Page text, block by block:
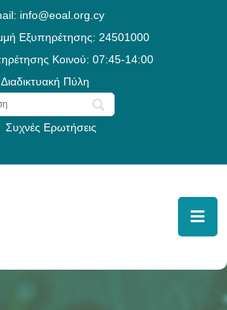
info@eoal.org.cy
Εξυπηρέτησης: 24501000
Κοινού: 07:45-14:00
Διαδικτυακή Πύλη
Συχνές Ερωτήσεις